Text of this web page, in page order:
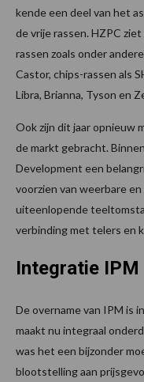
kende een deel van het
de vrije rassen. HZPC
rassen zoals onder
Castor, chips-rassen als
Libra, Brianna, Tyson en
Ook zijn dit jaar opnieuw
de markt gebracht.
Development een
voorzien van weerbare
uiteenlopende
verbinding met telers en
Integratie IPM
De overname van IPM is
maakt nu integraal
was het een bijzonder
blootstelling aan